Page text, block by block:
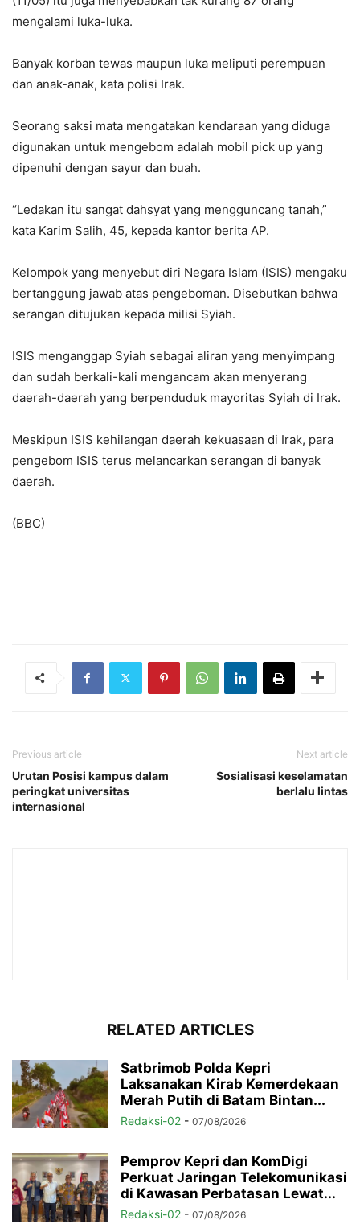
mengalami luka-luka.
Banyak korban tewas maupun luka meliputi perempuan
dan anak-anak, kata polisi Irak.
Seorang saksi mata mengatakan kendaraan yang diduga
digunakan untuk mengebom adalah mobil pick up yang
dipenuhi dengan sayur dan buah.
“Ledakan itu sangat dahsyat yang mengguncang tanah,”
kata Karim Salih, 45, kepada kantor berita AP.
Kelompok yang menyebut diri Negara Islam (ISIS) mengaku
bertanggung jawab atas pengeboman. Disebutkan bahwa
serangan ditujukan kepada milisi Syiah.
ISIS menganggap Syiah sebagai aliran yang menyimpang
dan sudah berkali-kali mengancam akan menyerang
daerah-daerah yang berpenduduk mayoritas Syiah di Irak.
Meskipun ISIS kehilangan daerah kekuasaan di Irak, para
pengebom ISIS terus melancarkan serangan di banyak
daerah.
(BBC)
Previous article
Urutan Posisi kampus dalam
peringkat universitas
internasional
Next article
Sosialisasi keselamatan
berlalu lintas
RELATED ARTICLES
Satbrimob Polda Kepri
Laksanakan Kirab Kemerdekaan
Merah Putih di Batam Bintan...
Redaksi-02 - 07/08/2026
Pemprov Kepri dan KomDigi
Perkuat Jaringan Telekomunikasi
di Kawasan Perbatasan Lewat...
Redaksi-02 - 07/08/2026